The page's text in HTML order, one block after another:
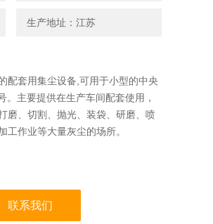
生产地址：江苏
配套用集尘设备,可用于小型的中央
主要提供在生产车间配套使用，
磨、切割、抛光、装袋、研磨、喷
工作业等大量灰尘的场所。
联系我们